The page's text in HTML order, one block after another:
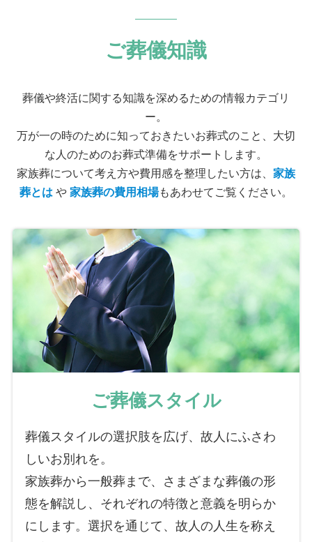
ご葬儀知識
葬儀や終活に関する知識を深めるための情報カテゴリ
ー。
万が一の時のために知っておきたいお葬式のこと、大切
な人のためのお葬式準備をサポートします。
家族葬について考え方や費用感を整理したい方は、 家族
葬とはや家族葬の費用相場もあわせてご覧ください。
ご葬儀スタイル
葬儀スタイルの選択肢を広げ、故人にふさわ
しいお別れを。
家族葬から一般葬まで、さまざまな葬儀の形
態を解説し、それぞれの特徴と意義を明らか
にします。選択を通じて、故人の人生を称え